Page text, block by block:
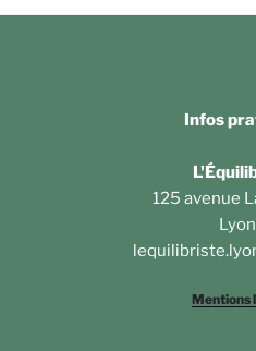
Infos
125 avenue
Mentions